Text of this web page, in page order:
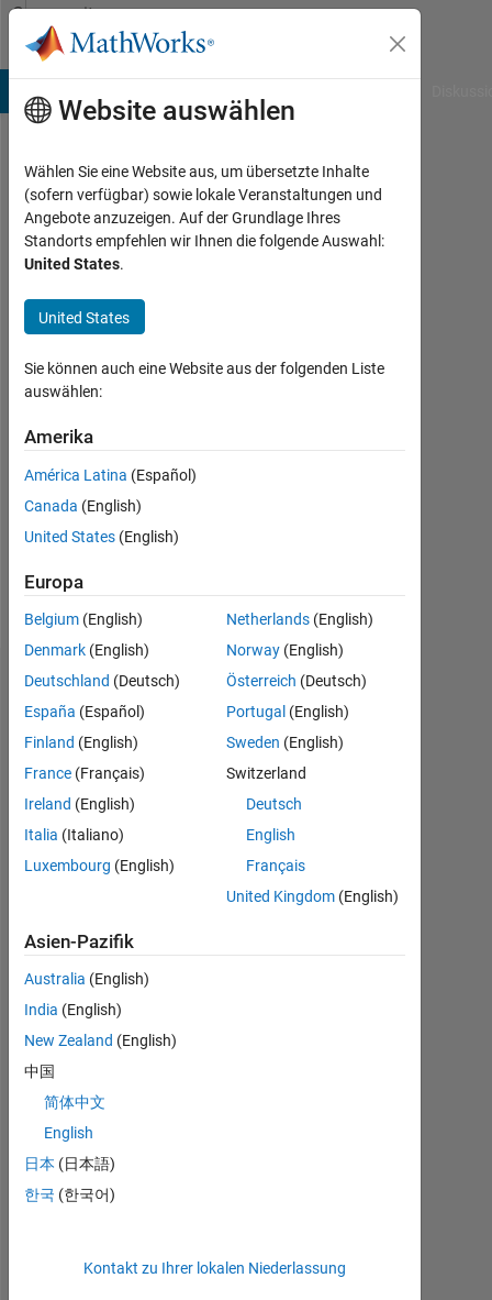
Weiter zum Inhalt
Community
Profile
Karol
Last
seen: 5
Monate
vor
|
seit
2025
Followers:
Following:
Follow
Dashboard
Statistik
MATLAB Answers
BEITRÄGE
-2-1 2
3
11/25
RANG
47.721
302.028
Website auswählen
Wählen Sie eine Website aus, um übersetzte Inhalte
(sofern verfügbar) sowie lokale Veranstaltungen und
Angebote anzuzeigen. Auf der Grundlage Ihres
Standorts empfehlen wir Ihnen die folgende Auswahl:
United States.
United States
Sie können auch eine Website aus der folgenden Liste
auswählen:
Amerika
América Latina (Español)
Canada (English)
United States (English)
Europa
Belgium (English)
Denmark (English)
Deutschland (Deutsch)
España (Español)
Finland (English)
France (Français)
Ireland (English)
Italia (Italiano)
Luxembourg (English)
Netherlands (English)
Norway (English)
Österreich (Deutsch)
Portugal (English)
Sweden (English)
Switzerland
Deutsch
English
Français
United Kingdom (English)
Asien-Pazifik
Australia (English)
India (English)
New Zealand (English)
中国
简体中文
English
日本 (日本語)
한국 (한국어)
Kontakt zu Ihrer lokalen Niederlassung